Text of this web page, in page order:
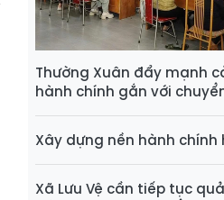
Thường Xuân đẩy mạnh
hành chính gắn với
Xây dựng nền hành chính
Xã Lưu Vệ cần tiếp tục